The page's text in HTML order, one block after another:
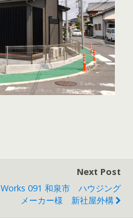
Next Post
Works 091 和泉市 ハウジング
メーカー様 新社屋外構